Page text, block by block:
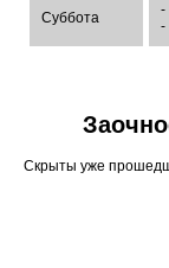
Суббота
-
-
Скрыты уже